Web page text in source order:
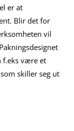
er at
Blir det for
vil
f.eks være et
skiller seg ut